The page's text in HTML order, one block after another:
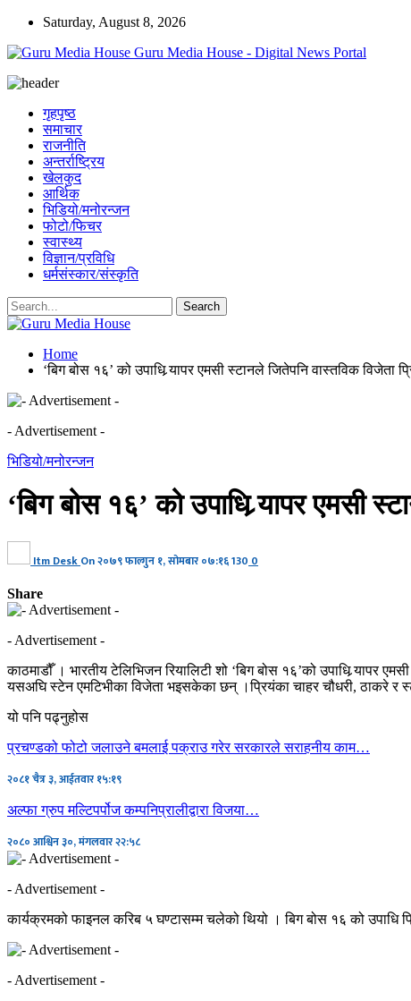
Saturday, August 8, 2026
Guru Media House - Digital News Portal
गृहपृष्ठ
समाचार
राजनीति
अन्तर्राष्ट्रिय
खेलकुद
आर्थिक
भिडियो/मनोरन्जन
फोटो/फिचर
स्वास्थ्य
विज्ञान/प्रविधि
धर्मसंस्कार/संस्कृति
Home
‘बिग बोस १६’ को उपाधि र्‍यापर एमसी स्टानले जितेपनि वास्तविक विजेता
- Advertisement -
भिडियो/मनोरन्जन
‘बिग बोस १६’ को उपाधि र्‍यापर एमसी
Itm Desk On२०७९ फाल्गुन १, सोमबार ०७:१६130 0
Share
- Advertisement -
काठमाडौँ । भारतीय टेलिभिजन रियालिटी शो ‘बिग बोस १६’को उपाधि
यसअघि स्टेन एमटिभीका विजेता भइसकेका छन् ।प्रियंका चाहर चौधरी, ठाकरे र
यो पनि पढ्नुहोस
प्रचण्डको फोटो जलाउने बमलाई पक्राउ गरेर सरकारले सराहनीय काम…
२०८१ चैत्र ३, आईतवार १५:१९
अल्फा ग्रुप मल्टिपर्पोज कम्पनिप्रालीद्वारा विजया…
२०८० आश्विन ३०, मंगलवार २२:५८
- Advertisement -
कार्यक्रमको फाइनल करिब ५ घण्टासम्म चलेको थियो । बिग बोस १६ को
- Advertisement -